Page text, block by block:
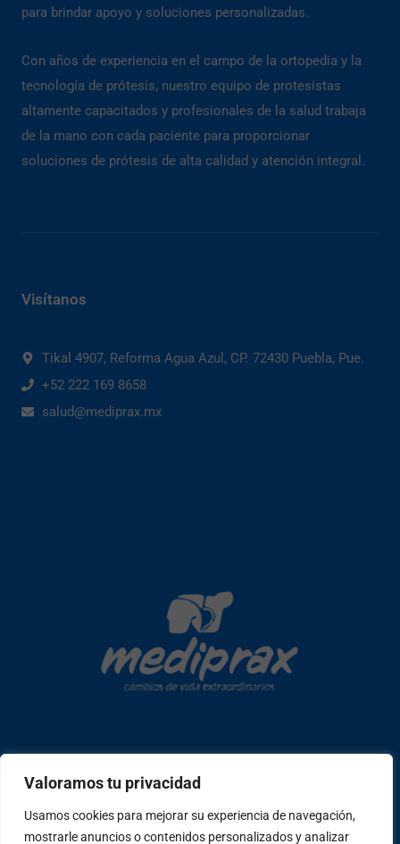
Valoramos tu privacidad
Usamos cookies para mejorar su experiencia de navegación,
mostrarle anuncios o contenidos personalizados y analizar
para brindar apoyo y soluciones personalizadas.
Con años de experiencia en el campo de la ortopedia y la
tecnología de prótesis, nuestro equipo de protesistas
altamente capacitados y profesionales de la salud trabaja
de la mano con cada paciente para proporcionar
soluciones de prótesis de alta calidad y atención integral.
Web
Visítanos
Tikal 4907, Reforma Agua Azul, CP. 72430 Puebla, Pue.
+52 222 169 8658
salud@mediprax.mx